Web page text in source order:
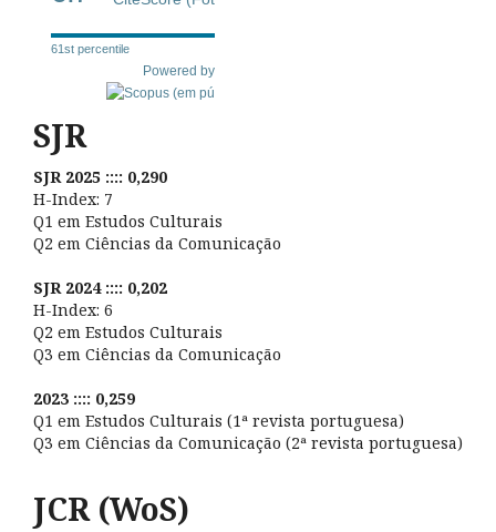
61st percentile
Powered by
SJR
SJR 2025 :::: 0,290
H-Index: 7
Q1 em Estudos Culturais
Q2 em Ciências da Comunicação
SJR 2024 :::: 0,202
H-Index: 6
Q2 em Estudos Culturais
Q3 em Ciências da Comunicação
2023 :::: 0,259
Q1 em Estudos Culturais (1ª revista portuguesa)
Q3 em Ciências da Comunicação (2ª revista portuguesa)
JCR (WoS)